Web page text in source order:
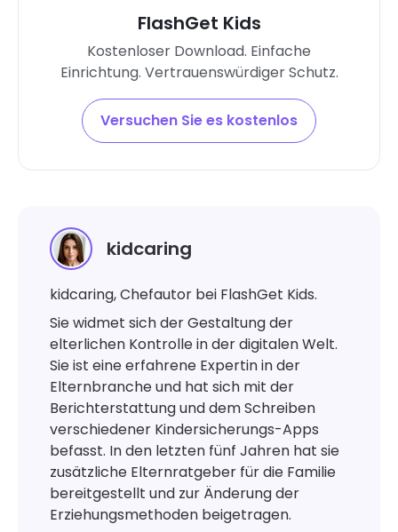
FlashGet Kids
Kostenloser Download. Einfache
Einrichtung. Vertrauenswürdiger Schutz.
Versuchen Sie es kostenlos
kidcaring
kidcaring, Chefautor bei FlashGet Kids.
Sie widmet sich der Gestaltung der
elterlichen Kontrolle in der digitalen Welt.
Sie ist eine erfahrene Expertin in der
Elternbranche und hat sich mit der
Berichterstattung und dem Schreiben
verschiedener Kindersicherungs-Apps
befasst. In den letzten fünf Jahren hat sie
zusätzliche Elternratgeber für die Familie
bereitgestellt und zur Änderung der
Erziehungsmethoden beigetragen.